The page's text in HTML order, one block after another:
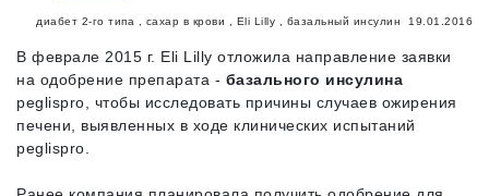
диабет 2-го типа сахар в крови Eli Lilly базальный инсулин 19.01.2016
В феврале 2015 г. Eli Lilly отложила направление заявки
на одобрение препарата - базального инсулина
peglispro, чтобы исследовать причины случаев ожирения
печени, выявленных в ходе клинических испытаний
peglispro.